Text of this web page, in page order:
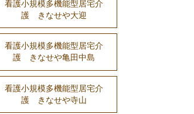
看護小規模多機能型居宅介
護 きなせや大迎
看護小規模多機能型居宅介
護 きなせや亀田中島
看護小規模多機能型居宅介
護 きなせや寺山